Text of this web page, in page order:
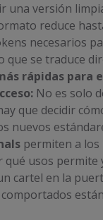
una versión
reduce
necesarios
que se traduce
rápidas para
No es solo
que decidir
nuevos
permiten a
qué usos permite
cartel en la